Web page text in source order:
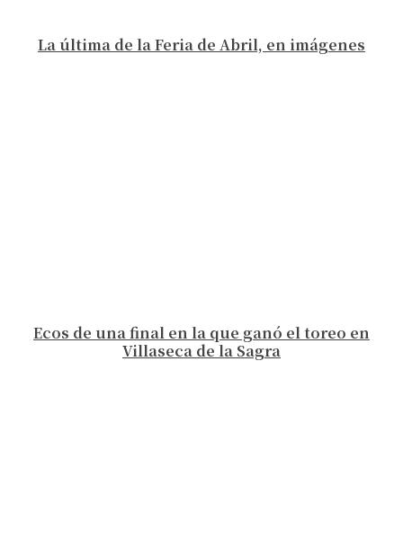
La última de la Feria de Abril, en imágenes
Ecos de una final en la que ganó el toreo en
Villaseca de la Sagra